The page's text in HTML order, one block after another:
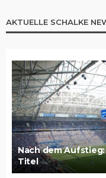
AKTUELLE SCHALKE
Nach dem
Titel